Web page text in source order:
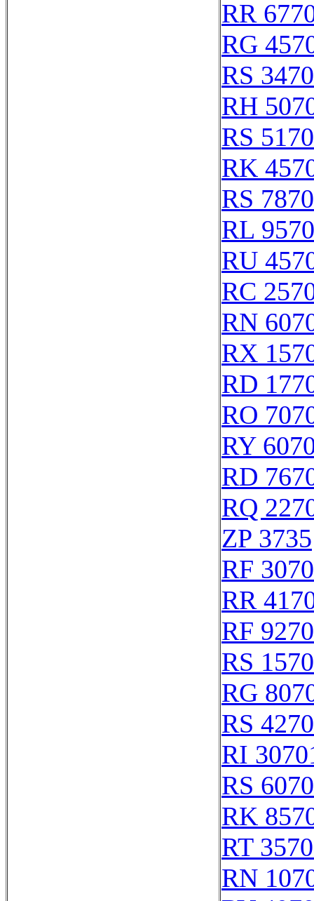
RR
RG
RS
RH
RS
RK
RS
RL
RU
RC
RN
RX
RD
RO
RY
RD
RQ
ZP 3735
RF
RR
RF
RS
RG
RS
RI
RS
RK
RT
RN